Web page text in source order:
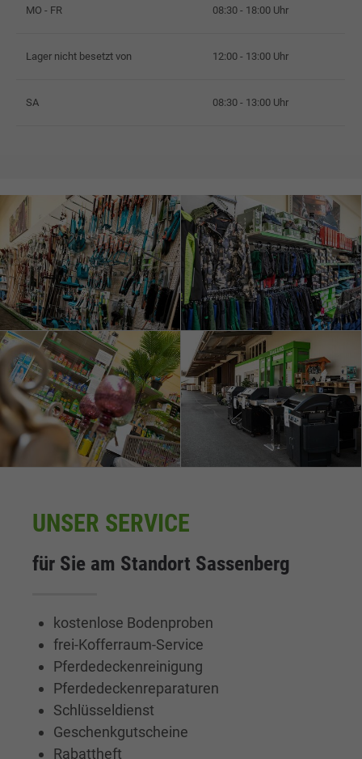
MO - FR 08:30 - 18:00 Uhr
Lager nicht besetzt von 12:00 - 13:00 Uhr
SA 08:30 - 13:00 Uhr
UNSER SERVICE
für Sie am Standort Sassenberg
kostenlose Bodenproben
frei-Kofferraum-Service
Pferdedeckenreinigung
Pferdedeckenreparaturen
Schlüsseldienst
Geschenkgutscheine
Rabattheft